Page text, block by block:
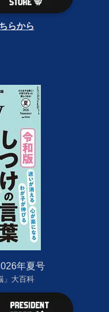
らから
年夏号
」大百科